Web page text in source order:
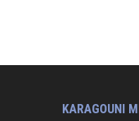
KARAGOUNI